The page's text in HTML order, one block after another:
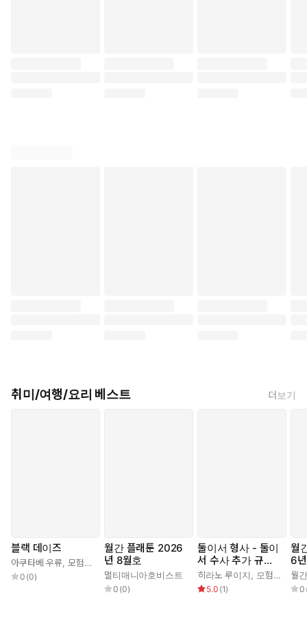
취미/여행/요리 베스트 더보기
블랙 데이즈
아쿠타베 우류, 모험기획국 , 유범
0 (0)
월간 플래툰 2026
년 8월호
멀티매니아호비스트
0 (0)
둘이서 형사 - 둘이
서 수사 추가 규칙&
시나리오북
히라노 루이지, 모험기획국 ,
5.0 (1)
월
6
월
0